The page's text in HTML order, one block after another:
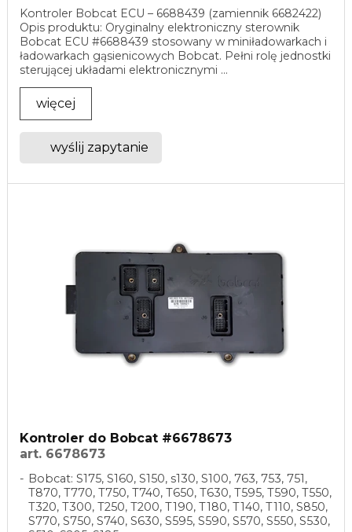
Kontroler Bobcat ECU – 6688439 (zamiennik 6682422)
Opis produktu: Oryginalny elektroniczny sterownik
Bobcat ECU #6688439 stosowany w miniładowarkach i
ładowarkach gąsienicowych Bobcat. Pełni rolę jednostki
sterującej układami elektronicznymi ...
więcej
wyślij zapytanie
Kontroler do Bobcat #6678673
art. 6678673
Bobcat: S175, S160, S150, s130, S100, 763, 753, 751,
T870, T770, T750, T740, T650, T630, T595, T590, T550,
T320, T300, T250, T200, T190, T180, T140, T110, S850,
S770, S750, S740, S630, S595, S590, S570, S550, S530,